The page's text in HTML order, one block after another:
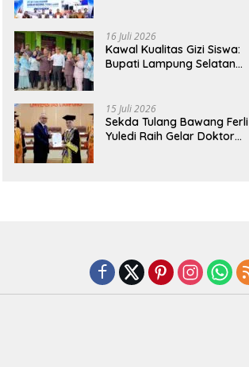
Terintegrasi Pertama di
Lampung
16 Juli 2026
Kawal Kualitas Gizi Siswa:
Bupati Lampung Selatan
Bergizi Gratis di Natar
15 Juli 2026
Sekda Tulang Bawang Ferli
Yuledi Raih Gelar Doktor